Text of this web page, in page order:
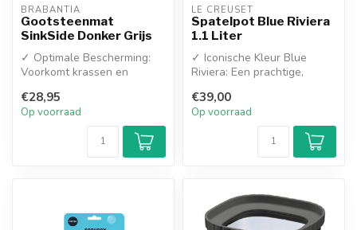
BRABANTIA
Gootsteenmat
SinkSide Donker Grijs
✓ Optimale Bescherming:
Voorkomt krassen en
gootsteen én b...
€28,95
Op voorraad
LE CREUSET
Spatelpot Blue Riviera
1.1 Liter
✓ Iconische Kleur Blue
Riviera: Een prachtige,
kleur met h...
€39,00
Op voorraad